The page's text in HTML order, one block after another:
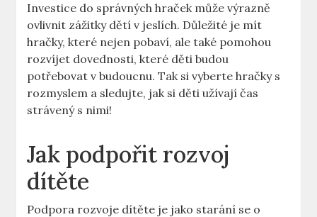
Investice do správných hraček může výrazně
ovlivnit zážitky dětí v jeslích. Důležité je mít
hračky, které nejen pobaví, ale také pomohou
rozvíjet dovednosti, které děti budou
potřebovat v budoucnu. Tak si vyberte hračky s
rozmyslem a sledujte, jak si děti užívají čas
strávený s nimi!
Jak podpořit rozvoj
dítěte
Podpora rozvoje dítěte je jako starání se o